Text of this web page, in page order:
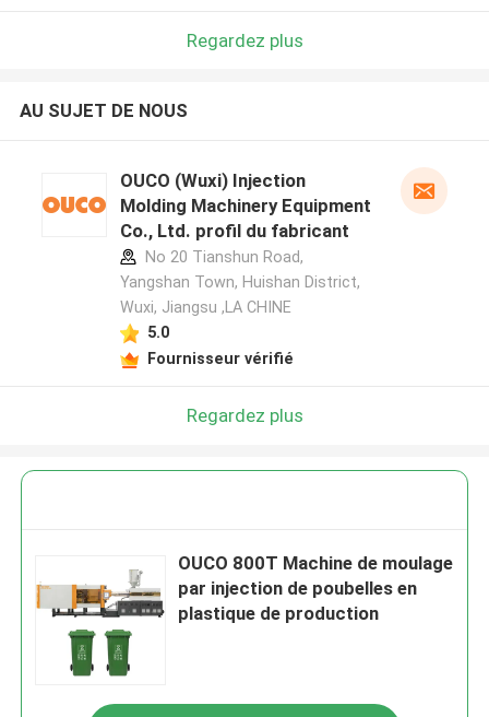
Regardez plus
AU SUJET DE NOUS
OUCO (Wuxi) Injection
Molding Machinery Equipment
Co., Ltd. profil du fabricant
No 20 Tianshun Road,
Yangshan Town, Huishan District,
Wuxi, Jiangsu ,LA CHINE
5.0
Fournisseur vérifié
Regardez plus
OUCO 800T Machine de moulage
par injection de poubelles en
plastique de production